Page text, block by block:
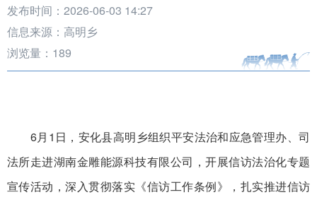
发布时间：2026-06-03 14:27
信息来源：高明乡
浏览量： 189
6月1日，安化县高明乡组织平安法治和应急管理办、司
法所走进湖南金雕能源科技有限公司，开展信访法治化专题
宣传活动，深入贯彻落实《信访工作条例》，扎实推进信访